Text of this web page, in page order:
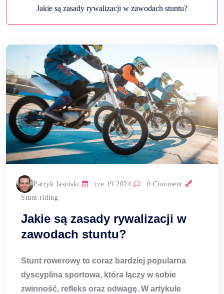
Jakie są zasady rywalizacji w zawodach stuntu?
Patryk Jasiński cze 19 2024
0 Comment
Stunt riding
Jakie są zasady rywalizacji w
zawodach stuntu?
Stunt rowerowy to coraz bardziej popularna
dyscyplina sportowa, która łączy w sobie
zwinność, refleks oraz odwagę. W artykule